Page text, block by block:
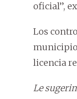
oficial”,
Los
licencia
Le